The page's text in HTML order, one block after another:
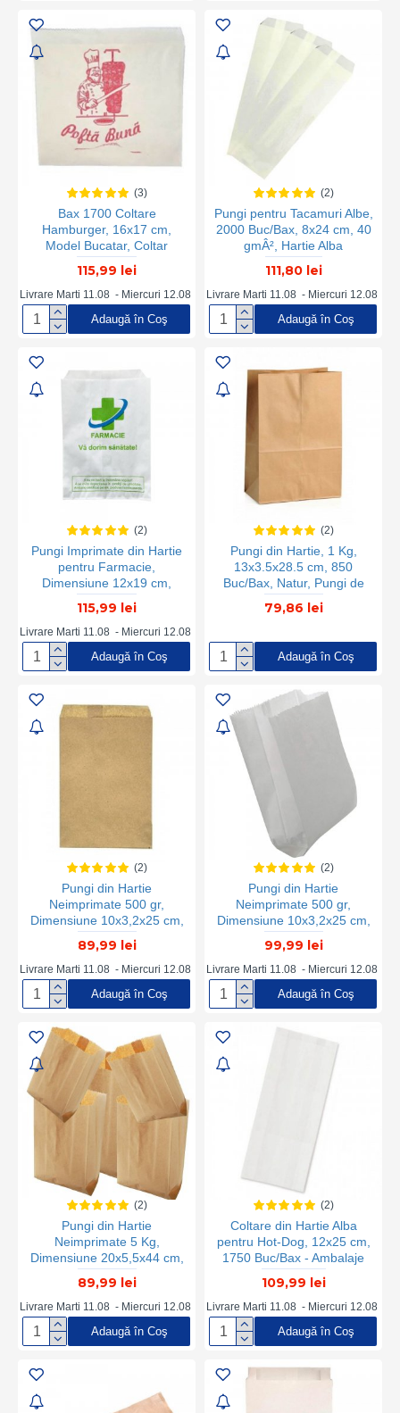
pentru Tacamuri
Bax 1700 Coltare
Hamburger, 16x17 cm,
Model Bucatar, Coltar
pentru Hamburger,
Ambalaje Fast Food,
Ambalaje pentru
Hamburgeri, Ambalaje
Hamburger, Plic
Hamburger, Plicuri Hartie,
Plicuri Fast Food, Ambalaje
115,99 lei
(3)
Livrare Marti 11.08 - Miercuri 12.08
Adaugă în Coş
Pungi pentru Tacamuri Albe,
2000 Buc/Bax, 8x24 cm, 40
gmÂ², Hartie Alba
Neimprimata, Pungi pentru
Tacamuri din Hartie, Pungi
pentru Tacamuri Ieftine,
Punga pentru Tacamuri
Hartie, Punga Alba pentru
111,80 lei
(2)
Livrare Marti 11.08 - Miercuri 12.08
Adaugă în Coş
Pungi Imprimate din Hartie
pentru Farmacie,
Dimensiune 12x19 cm,
2000 Buc/Bax
115,99 lei
(2)
Livrare Marti 11.08 - Miercuri 12.08
Adaugă în Coş
Pungi din Hartie, 1 Kg,
13x3.5x28.5 cm, 850
Buc/Bax, Natur, Pungi de
Hartie, Pungi Hartie Natur,
Pungi din Hartie pentru
Catering, Pungi din Hartie
pentru Patiserii, Ambalaje
79,86 lei
(2)
Adaugă în Coş
Pungi din Hartie
Neimprimate 500 gr,
Dimensiune 10x3,2x25 cm,
Hartie Kraft Natur 50 g/m²,
Greutate 5 Kg/Bax, 210
Buc/Kg Sacose Hartie,
Pungi Hartie, Sacosa Hartie,
Punga din Hartie, Punga
Hartie, Pungi Cadou
89,99 lei
(2)
Livrare Marti 11.08 - Miercuri 12.08
Adaugă în Coş
Pungi din Hartie
Neimprimate 500 gr,
Dimensiune 10x3,2x25 cm,
Hartie Kraft Alba 50 g/m²,
Greutate 5 Kg/Bax, 210
Buc/Kg - Ambalaje din
99,99 lei
(2)
Livrare Marti 11.08 - Miercuri 12.08
Adaugă în Coş
Pungi din Hartie
Neimprimate 5 Kg,
Dimensiune 20x5,5x44 cm,
Hartie Kraft Natur 50 g/m²,
Greutate 5 Kg/Bax, 60
Buc/Kg, Pungi Natur, Pungi
de Hartie Kraft, Punga
Hartie Pentru Produse,
Ambalare, Sacose Hartie
89,99 lei
(2)
Livrare Marti 11.08 - Miercuri 12.08
Adaugă în Coş
Coltare din Hartie Alba
pentru Hot-Dog, 12x25 cm,
1750 Buc/Bax - Ambalaje
pentru Fast Food
109,99 lei
(2)
Livrare Marti 11.08 - Miercuri 12.08
Adaugă în Coş